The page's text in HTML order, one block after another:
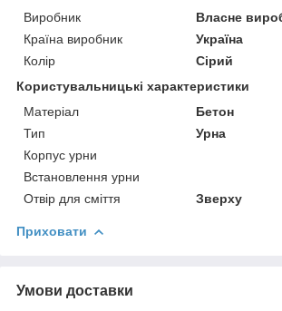
Виробник
Власне
Країна виробник
Україна
Колір
Сірий
Користувальницькі характеристики
Матеріал
Бетон
Тип
Урна
Корпус урни
Встановлення урни
Отвір для сміття
Зверху
Приховати
Умови доставки